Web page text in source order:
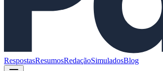
RespostasResumosRedaçãoSimuladosBlog